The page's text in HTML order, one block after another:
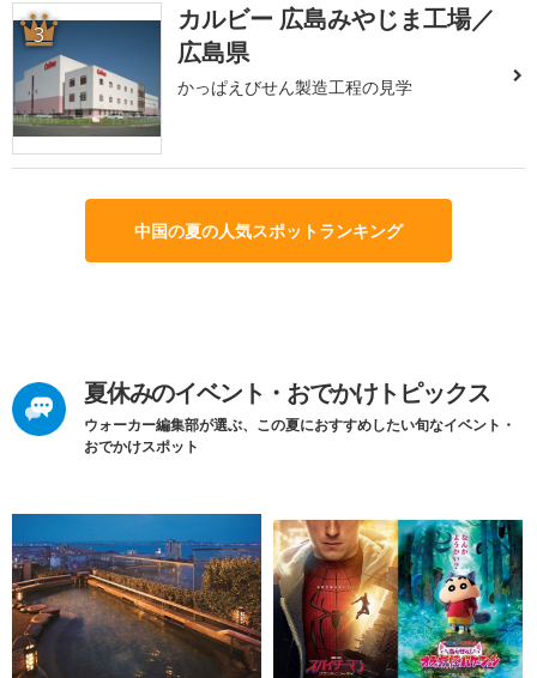
3
カルビー 広島みやじま工場／
広島県
かっぱえびせん製造工程の見学
中国の夏の人気スポットランキング
夏休みのイベント・おでかけトピックス
ウォーカー編集部が選ぶ、この夏におすすめしたい旬なイベント・
おでかけスポット